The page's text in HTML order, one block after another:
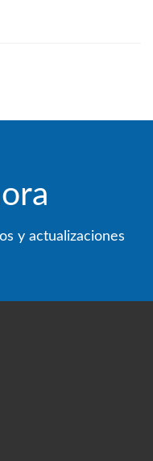
y actualizaciones